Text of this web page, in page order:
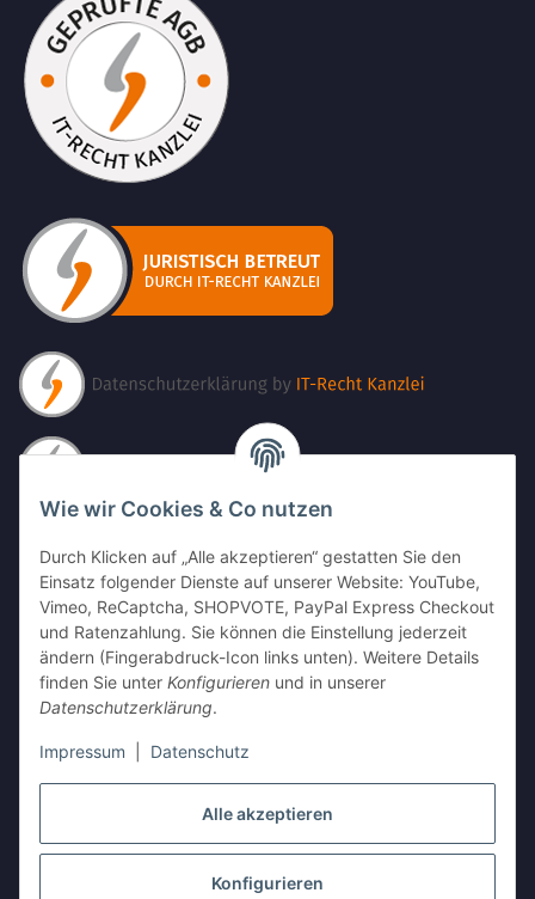
Alle akzeptieren
Konfigurieren
Wie wir Cookies & Co nutzen
Durch Klicken auf „Alle akzeptieren“ gestatten Sie den
Einsatz folgender Dienste auf unserer Website: YouTube,
Vimeo, ReCaptcha, SHOPVOTE, PayPal Express Checkout
und Ratenzahlung. Sie können die Einstellung jederzeit
ändern (Fingerabdruck-Icon links unten). Weitere Details
finden Sie unter Konfigurieren und in unserer
Datenschutzerklärung.
Impressum Datenschutz